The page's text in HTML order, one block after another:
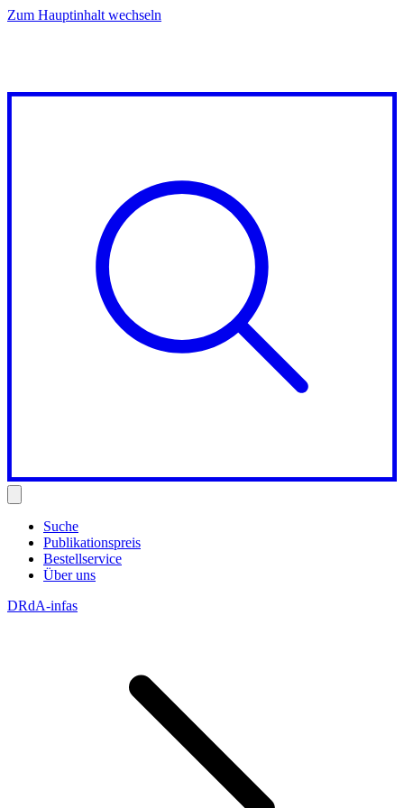
Zum Hauptinhalt wechseln
Suche
Publikationspreis
Bestellservice
Über uns
DRdA-infas